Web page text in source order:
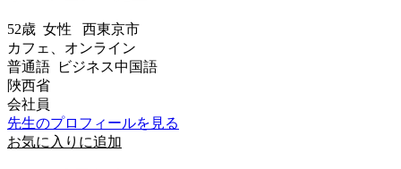
52歳 女性 西東京市
カフェ、オンライン
普通語 ビジネス中国語
陜西省
会社員
先生のプロフィールを見る
お気に入りに追加